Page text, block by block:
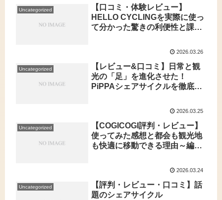
Uncategorized
【口コミ・体験レビュー】
HELLO CYCLINGを実際に使っ
て分かった驚きの利便性と課題
2026.03.26
Uncategorized
【レビュー&口コミ】日常と観
光の「足」を進化させた！
PiPPAシェアサイクルを徹底体
2026.03.25
Uncategorized
【COGICOGI評判・レビュー】
使ってみた感想と都会も観光地
も快適に移動できる理由～編集
2026.03.24
Uncategorized
【評判・レビュー・口コミ】話
題のシェアサイクル